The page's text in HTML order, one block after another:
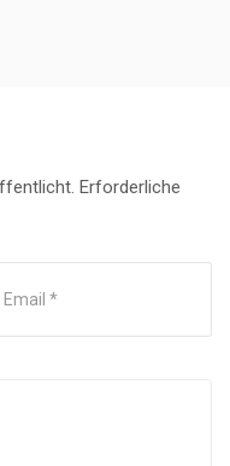
Erforderliche